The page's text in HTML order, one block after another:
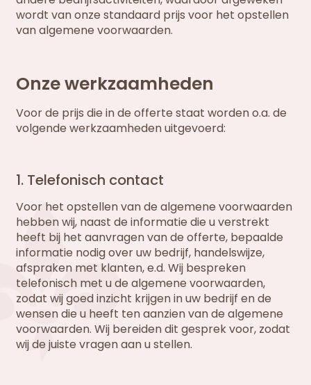
wordt van onze standaard prijs voor het opstellen
van algemene voorwaarden.
Onze werkzaamheden
Voor de prijs die in de offerte staat worden o.a. de
volgende werkzaamheden uitgevoerd:
1. Telefonisch contact
Voor het opstellen van de algemene voorwaarden
hebben wij, naast de informatie die u verstrekt
heeft bij het aanvragen van de offerte, bepaalde
informatie nodig over uw bedrijf, handelswijze,
afspraken met klanten, e.d. Wij bespreken
telefonisch met u de algemene voorwaarden,
zodat wij goed inzicht krijgen in uw bedrijf en de
wensen die u heeft ten aanzien van de algemene
voorwaarden. Wij bereiden dit gesprek voor, zodat
wij de juiste vragen aan u stellen.